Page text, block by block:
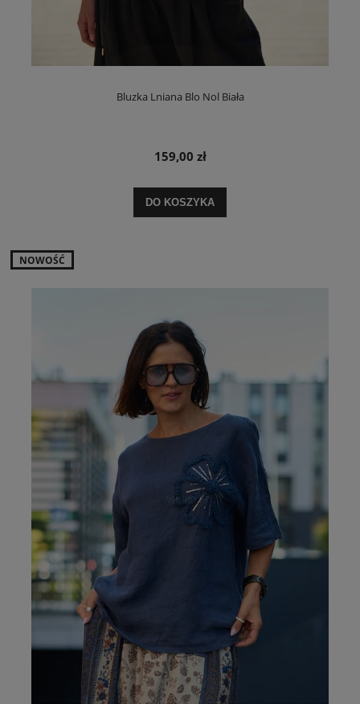
Bluzka Lniana Blo Nol Biała
159,00 zł
DO KOSZYKA
NOWOŚĆ